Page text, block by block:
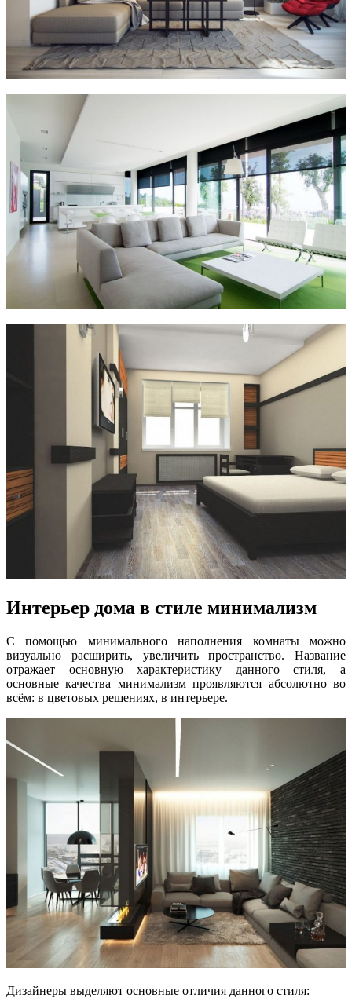
Интерьер дома в стиле минимализм
С помощью минимального наполнения комнаты можно
визуально расширить, увеличить пространство. Название
отражает основную характеристику данного стиля, а
основные качества минимализм проявляются абсолютно во
всём: в цветовых решениях, в интерьере.
Дизайнеры выделяют основные отличия данного стиля: